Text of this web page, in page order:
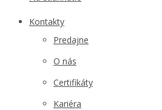
Kontakty
Predajne
O nás
Certifikáty
Kariéra